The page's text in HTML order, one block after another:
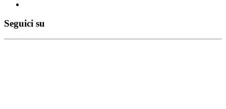
Seguici su